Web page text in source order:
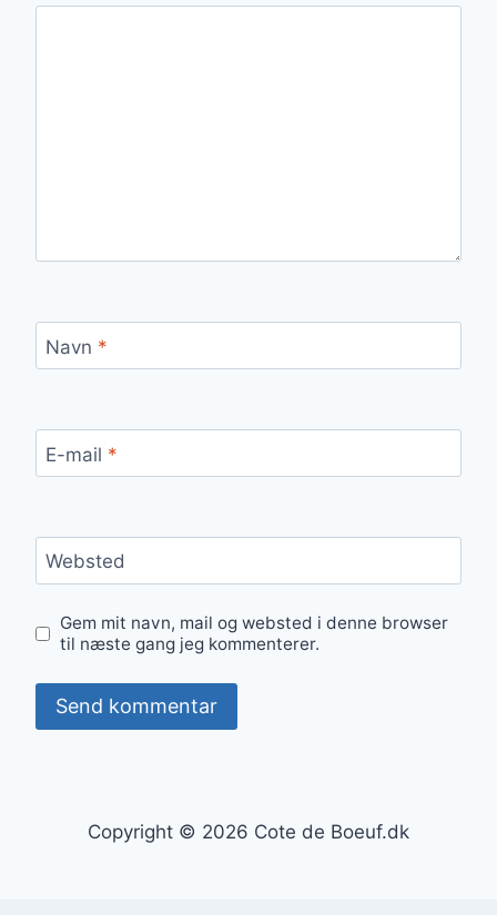
Navn *
E-mail *
Websted
Gem mit navn, mail og websted i denne browser
til næste gang jeg kommenterer.
Copyright © 2026 Cote de Boeuf.dk